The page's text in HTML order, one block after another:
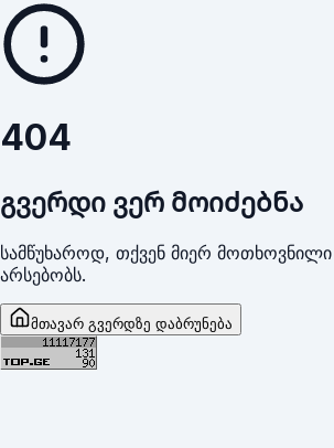
404
გვერდი ვერ მოიძებნა
სამწუხაროდ, თქვენ მიერ
არსებობს.
მთავარ გვერდზე დაბრუნება